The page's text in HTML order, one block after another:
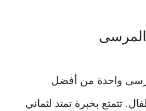
واحدة من أفضل
تتمتع بخبرة تمتد لثماني